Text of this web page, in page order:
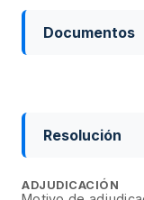
Documentos
Resolución
ADJUDICACIÓN